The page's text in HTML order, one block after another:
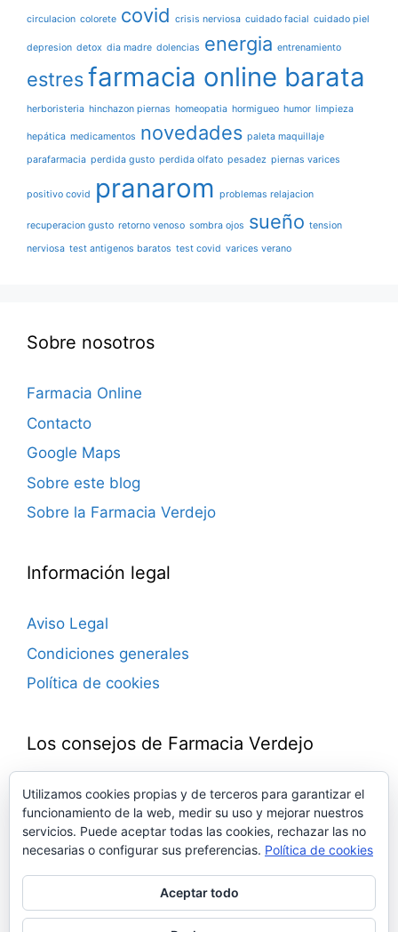
circulacion colorete covid crisis nerviosa cuidado facial cuidado piel
depresion detox dia madre dolencias energia entrenamiento
estresfarmacia online barata
herboristeria hinchazon piernas homeopatia hormigueo humor limpieza
hepática medicamentos novedades paleta maquillaje
parafarmacia perdida gusto perdida olfato pesadez piernas varices
positivo covid pranarom problemas relajacion
recuperacion gusto retorno venoso sombra ojos sueño tension
nerviosa test antigenos baratos test covid varices verano
Sobre nosotros
Farmacia Online
Contacto
Google Maps
Sobre este blog
Sobre la Farmacia Verdejo
Información legal
Aviso Legal
Condiciones generales
Política de cookies
Los consejos de Farmacia Verdejo
Blog de consejos farmacéuticos.
Novedades, trucos, ideas, remedios, noticias…
Todo sobre medicamentos, defensas,
cosmética, salud, bienestar…
Con la experiencia del equipo de la Farmacia
Verdejo. Toda una vida junto a ti.
Utilizamos cookies propias y de terceros para garantizar el
funcionamiento de la web, medir su uso y mejorar nuestros
servicios. Puede aceptar todas las cookies, rechazar las no
necesarias o configurar sus preferencias. Política de cookies
Aceptar todo